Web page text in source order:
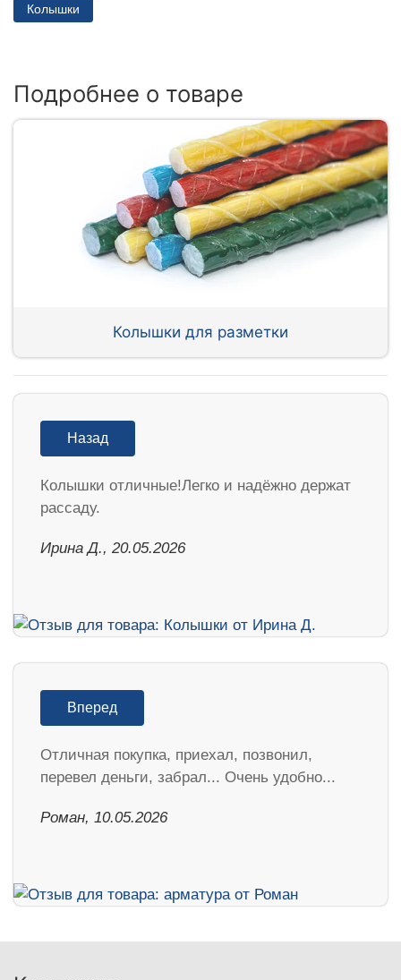
Колышки
Подробнее о товаре
Колышки для разметки
Назад
Колышки отличные!Легко и надёжно держат
рассаду.
Ирина Д., 20.05.2026
Вперед
Отличная покупка, приехал, позвонил,
перевел деньги, забрал... Очень удобно...
Роман, 10.05.2026